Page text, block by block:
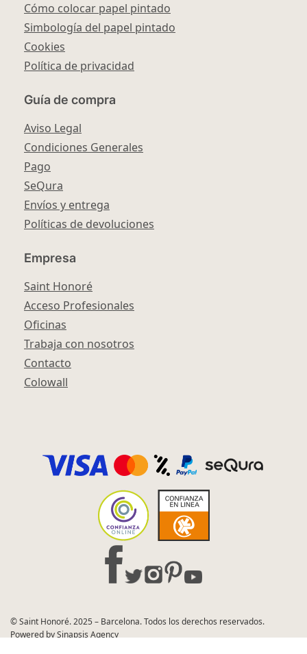
© Saint Honoré. 2025 – Barcelona. Todos los derechos reservados.
Powered by Sinapsis Agency
Cómo colocar papel pintado
Simbología del papel pintado
Cookies
Política de privacidad
Guía de compra
Aviso Legal
Condiciones Generales
Pago
SeQura
Envíos y entrega
Políticas de devoluciones
Empresa
Saint Honoré
Acceso Profesionales
Oficinas
Trabaja con nosotros
Contacto
Colowall